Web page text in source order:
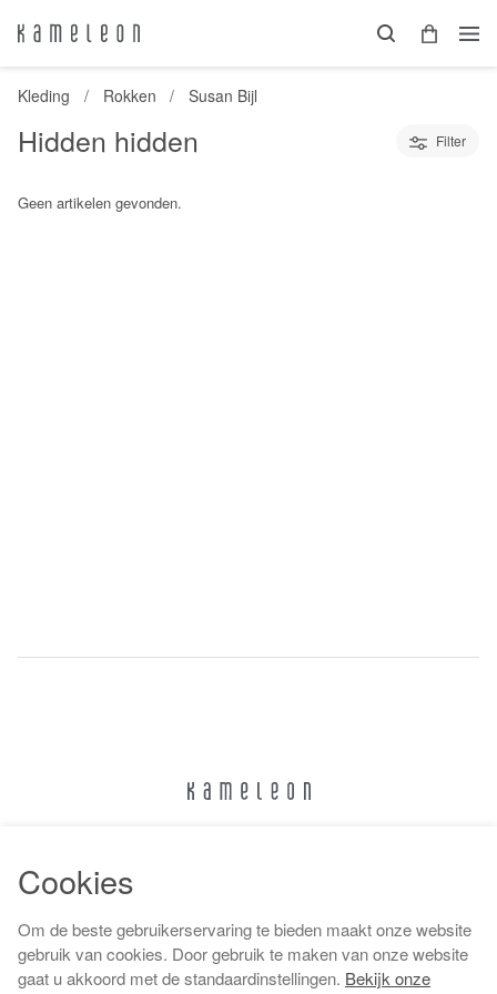
Kleding Rokken Susan Bijl
Hidden hidden Filter
Geen artikelen gevonden.
Algemene voorwaarden
Cookies
Om de beste gebruikerservaring te bieden maakt onze website
gebruik van cookies. Door gebruik te maken van onze website
gaat u akkoord met de standaardinstellingen. Bekijk onze